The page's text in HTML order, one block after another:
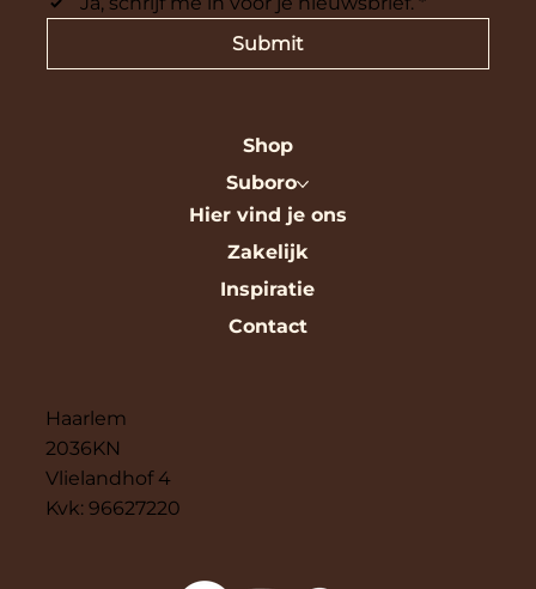
Haarlem
2036KN
Vlielandhof 4
Kvk: 96627220
Submit
Shop
Suboro
Hier vind je ons
Zakelijk
Inspiratie
Contact